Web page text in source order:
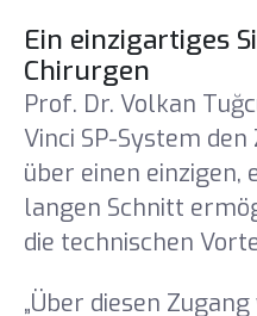
Ein einzigartiges
Chirurgen
Prof. Dr. Volkan
Vinci SP-System
über einen einzigen,
langen Schnitt
die technischen
„Über diesen